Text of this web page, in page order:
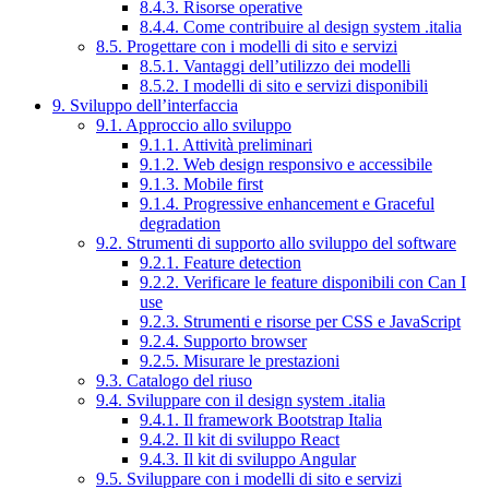
8.4.3. Risorse operative
8.4.4. Come contribuire al design system .italia
8.5. Progettare con i modelli di sito e servizi
8.5.1. Vantaggi dell’utilizzo dei modelli
8.5.2. I modelli di sito e servizi disponibili
9. Sviluppo dell’interfaccia
9.1. Approccio allo sviluppo
9.1.1. Attività preliminari
9.1.2. Web design responsivo e accessibile
9.1.3. Mobile first
9.1.4. Progressive enhancement e Graceful
degradation
9.2. Strumenti di supporto allo sviluppo del software
9.2.1. Feature detection
9.2.2. Verificare le feature disponibili con Can I
use
9.2.3. Strumenti e risorse per CSS e JavaScript
9.2.4. Supporto browser
9.2.5. Misurare le prestazioni
9.3. Catalogo del riuso
9.4. Sviluppare con il design system .italia
9.4.1. Il framework Bootstrap Italia
9.4.2. Il kit di sviluppo React
9.4.3. Il kit di sviluppo Angular
9.5. Sviluppare con i modelli di sito e servizi